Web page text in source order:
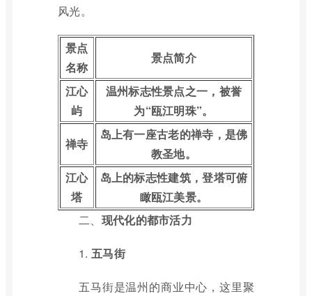
风光。
景点
名称
景点简介
江心
屿
温州标志性景点之一，被誉
为“瓯江明珠”。
禅寺
岛上有一座古老的禅寺，是佛
教圣地。
江心
塔
岛上的标志性建筑，登塔可俯
瞰瓯江美景。
二、 现代化的都市活力
1. 五马街
五马街是温州的商业中心，这里聚